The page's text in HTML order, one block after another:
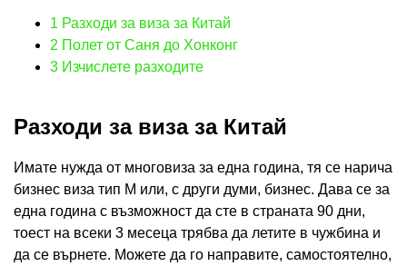
1 Разходи за виза за Китай
2 Полет от Саня до Хонконг
3 Изчислете разходите
Разходи за виза за Китай
Имате нужда от многовиза за една година, тя се нарича
бизнес виза тип М или, с други думи, бизнес. Дава се за
една година с възможност да сте в страната 90 дни,
тоест на всеки 3 месеца трябва да летите в чужбина и
да се върнете. Можете да го направите, самостоятелно,